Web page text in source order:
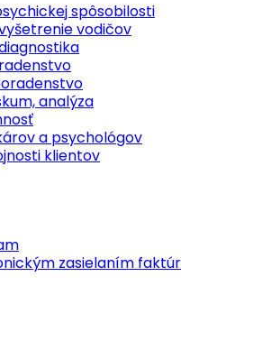
spôsobilosti
vodičov
analýza
a psychológov
klientov
zasielaním faktúr